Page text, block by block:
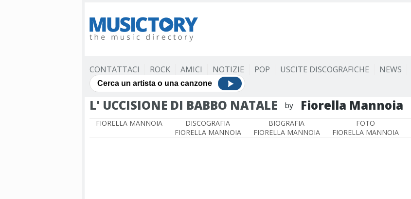
CONTATTACI ROCK AMICI NOTIZIE POP USCITE DISCOGRAFICHE NEWS
L' UCCISIONE DI BABBO NATALE by Fiorella Mannoia
FIORELLA MANNOIA
DISCOGRAFIA
FIORELLA MANNOIA
BIOGRAFIA
FIORELLA MANNOIA
FOTO
FIORELLA MANNOIA